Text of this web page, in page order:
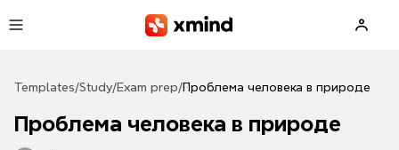
Templates/Study/Exam prep/Проблема человека в природе
Проблема человека в природе